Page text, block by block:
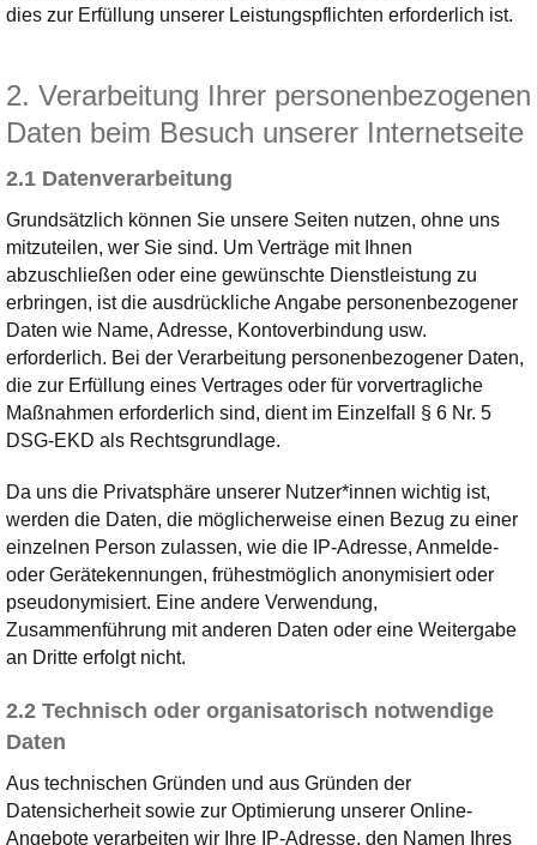
dies zur Erfüllung unserer Leistungspflichten erforderlich ist.
2. Verarbeitung Ihrer personenbezogenen
Daten beim Besuch unserer Internetseite
2.1 Datenverarbeitung
Grundsätzlich können Sie unsere Seiten nutzen, ohne uns
mitzuteilen, wer Sie sind. Um Verträge mit Ihnen
abzuschließen oder eine gewünschte Dienstleistung zu
erbringen, ist die ausdrückliche Angabe personenbezogener
Daten wie Name, Adresse, Kontoverbindung usw.
erforderlich. Bei der Verarbeitung personenbezogener Daten,
die zur Erfüllung eines Vertrages oder für vorvertragliche
Maßnahmen erforderlich sind, dient im Einzelfall § 6 Nr. 5
DSG-EKD als Rechtsgrundlage.
Da uns die Privatsphäre unserer Nutzer*innen wichtig ist,
werden die Daten, die möglicherweise einen Bezug zu einer
einzelnen Person zulassen, wie die IP-Adresse, Anmelde-
oder Gerätekennungen, frühestmöglich anonymisiert oder
pseudonymisiert. Eine andere Verwendung,
Zusammenführung mit anderen Daten oder eine Weitergabe
an Dritte erfolgt nicht.
2.2 Technisch oder organisatorisch notwendige
Daten
Aus technischen Gründen und aus Gründen der
Datensicherheit sowie zur Optimierung unserer Online-
Angebote verarbeiten wir Ihre IP-Adresse, den Namen Ihres